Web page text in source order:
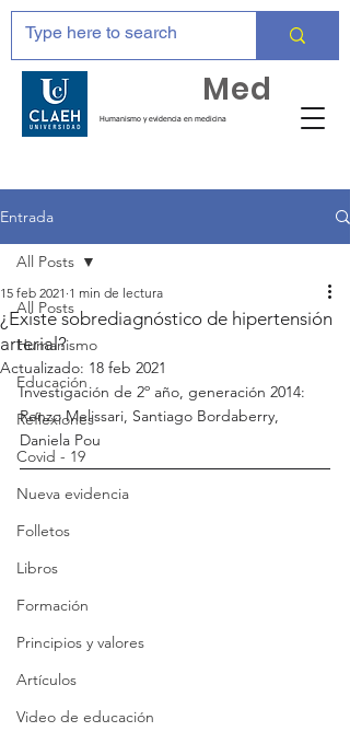
Humanismo y evidencia en medicina
Med
Entrada
All Posts
Humanismo
Educación
Reflexiones
Covid - 19
Nueva evidencia
Folletos
Libros
Formación
Principios y valores
Artículos
Video de educación
All Posts
¿Existe sobrediagnóstico de hipertensión
arterial?
15 feb 2021 1 min de lectura
Actualizado: 18 feb 2021
Investigación de 2º año, generación 2014:
Renzo Melissari, Santiago Bordaberry,
Daniela Pou